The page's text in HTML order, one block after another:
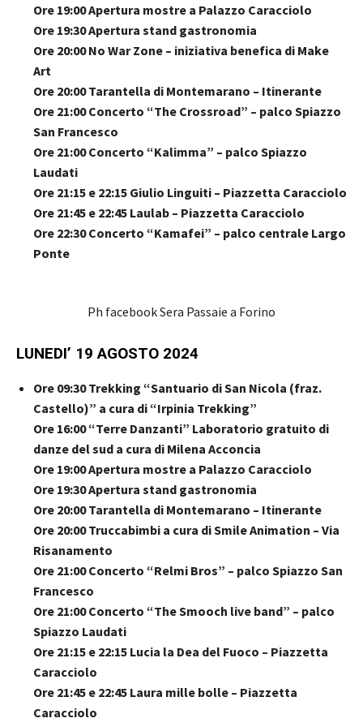
Ore 19:00 Apertura mostre a Palazzo Caracciolo
Ore 19:30 Apertura stand gastronomia
Ore 20:00 No War Zone – iniziativa benefica di Make
Art
Ore 20:00 Tarantella di Montemarano – Itinerante
Ore 21:00 Concerto “The Crossroad” – palco Spiazzo
San Francesco
Ore 21:00 Concerto “Kalimma” – palco Spiazzo
Laudati
Ore 21:15 e 22:15 Giulio Linguiti – Piazzetta Caracciolo
Ore 21:45 e 22:45 Laulab – Piazzetta Caracciolo
Ore 22:30 Concerto “Kamafei” – palco centrale Largo
Ponte
Ph facebook Sera Passaie a Forino
LUNEDI’ 19 AGOSTO 2024
Ore 09:30 Trekking “Santuario di San Nicola (fraz.
Castello)” a cura di “Irpinia Trekking”
Ore 16:00 “Terre Danzanti” Laboratorio gratuito di
danze del sud a cura di Milena Acconcia
Ore 19:00 Apertura mostre a Palazzo Caracciolo
Ore 19:30 Apertura stand gastronomia
Ore 20:00 Tarantella di Montemarano – Itinerante
Ore 20:00 Truccabimbi a cura di Smile Animation – Via
Risanamento
Ore 21:00 Concerto “Relmi Bros” – palco Spiazzo San
Francesco
Ore 21:00 Concerto “The Smooch live band” – palco
Spiazzo Laudati
Ore 21:15 e 22:15 Lucia la Dea del Fuoco – Piazzetta
Caracciolo
Ore 21:45 e 22:45 Laura mille bolle – Piazzetta
Caracciolo